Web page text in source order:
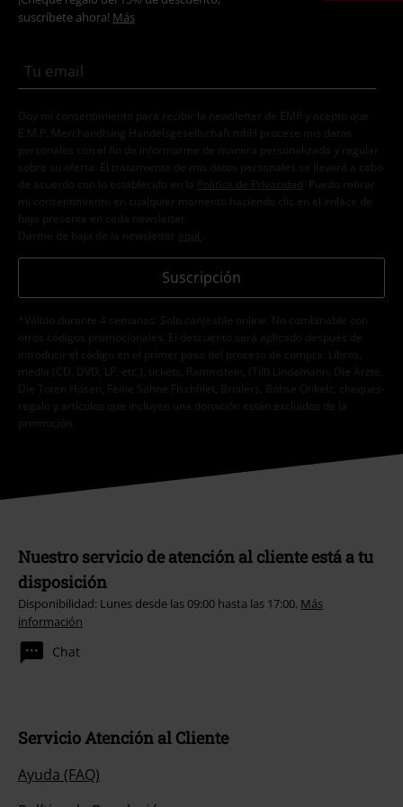
suscríbete ahora! Más
Doy mi consentimiento para recibir la newsletter de EMP y acepto que
E.M.P. Merchandising Handelsgesellschaft mbH procese mis datos
personales con el fin de informarme de manera personalizada y regular
sobre su oferta. El tratamiento de mis datos personales se llevará a cabo
de acuerdo con lo establecido en la
Política de Privacidad . Puedo retirar
mi consentimiento en cualquier momento haciendo clic en el enlace de
baja presente en cada newsletter.
Darme de baja de la newsletter
aquí
Suscripción
*Válido durante 4 semanas. Solo canjeable online. No combinable con
otros códigos promocionales. El descuento será aplicado después de
introducir el código en el primer paso del proceso de compra. Libros,
media (CD, DVD, LP, etc.), tickets, Rammstein, (Till) Lindemann, Die Ärzte,
Die Toten Hosen, Feine Sahne Fischfilet, Broilers, Böhse Onkelz, cheques-
regalo y artículos que incluyen una donación están excluidos de la
promoción.
Nuestro servicio de atención al cliente está a tu
disposición
Disponibilidad: Lunes desde las 09:00 hasta las 17:00. Más
información
Chat
Servicio Atención al Cliente
Ayuda (FAQ)